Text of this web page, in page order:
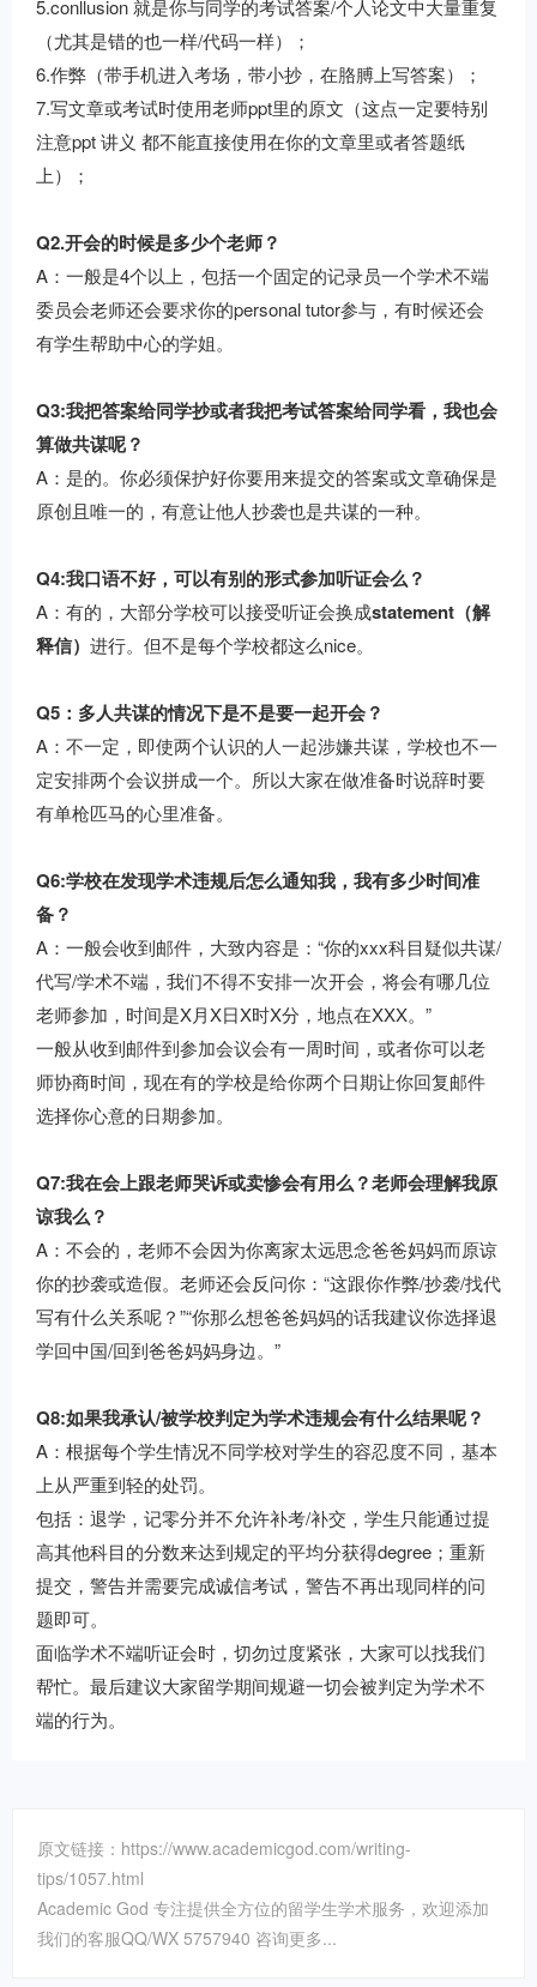
5.conllusion 就是你与同学的考试答案/个人论文中大量重复
（尤其是错的也一样/代码一样）；
6.作弊（带手机进入考场，带小抄，在胳膊上写答案）；
7.写文章或考试时使用老师ppt里的原文（这点一定要特别
注意ppt 讲义 都不能直接使用在你的文章里或者答题纸
上）；
Q2.开会的时候是多少个老师？
A：一般是4个以上，包括一个固定的记录员一个学术不端
委员会老师还会要求你的personal tutor参与，有时候还会
有学生帮助中心的学姐。
Q3:我把答案给同学抄或者我把考试答案给同学看，我也会
算做共谋呢？
A：是的。你必须保护好你要用来提交的答案或文章确保是
原创且唯一的，有意让他人抄袭也是共谋的一种。
Q4:我口语不好，可以有别的形式参加听证会么？
A：有的，大部分学校可以接受听证会换成statement（解
释信） 进行。但不是每个学校都这么nice。
Q5：多人共谋的情况下是不是要一起开会？
A：不一定，即使两个认识的人一起涉嫌共谋，学校也不一
定安排两个会议拼成一个。所以大家在做准备时说辞时要
有单枪匹马的心里准备。
Q6:学校在发现学术违规后怎么通知我，我有多少时间准
备？
A：一般会收到邮件，大致内容是：“你的xxx科目疑似共谋/
代写/学术不端，我们不得不安排一次开会，将会有哪几位
老师参加，时间是X月X日X时X分，地点在XXX。”
一般从收到邮件到参加会议会有一周时间，或者你可以老
师协商时间，现在有的学校是给你两个日期让你回复邮件
选择你心意的日期参加。
Q7:我在会上跟老师哭诉或卖惨会有用么？老师会理解我原
谅我么？
A：不会的，老师不会因为你离家太远思念爸爸妈妈而原谅
你的抄袭或造假。老师还会反问你：“这跟你作弊/抄袭/找代
写有什么关系呢？”“你那么想爸爸妈妈的话我建议你选择退
学回中国/回到爸爸妈妈身边。”
Q8:如果我承认/被学校判定为学术违规会有什么结果呢？
A：根据每个学生情况不同学校对学生的容忍度不同，基本
上从严重到轻的处罚。
包括：退学，记零分并不允许补考/补交，学生只能通过提
高其他科目的分数来达到规定的平均分获得degree；重新
提交，警告并需要完成诚信考试，警告不再出现同样的问
题即可。
面临学术不端听证会时，切勿过度紧张，大家可以找我们
帮忙。最后建议大家留学期间规避一切会被判定为学术不
端的行为。
原文链接：https://www.academicgod.com/writing-
tips/1057.html
Academic God 专注提供全方位的留学生学术服务，欢迎添加
我们的客服QQ/WX 5757940 咨询更多...